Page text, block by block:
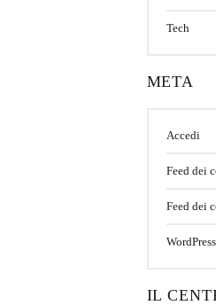
Tech
META
Accedi
Feed dei
Feed dei
IL